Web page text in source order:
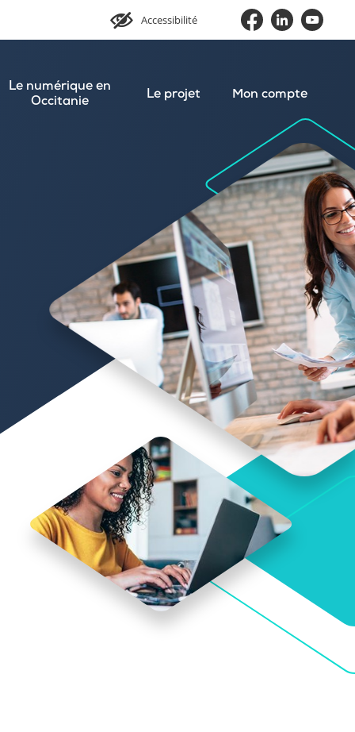
Accessibilité
Le numérique en
Occitanie
Le projet Mon compte